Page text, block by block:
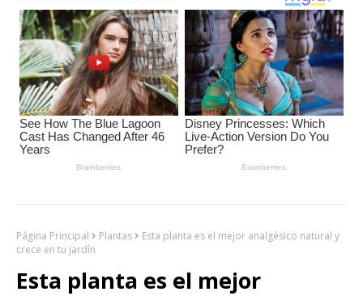
Página Principal Plantas
Esta planta es el mejor analgésico natural y
crece en tu jardín
Esta planta es el mejor